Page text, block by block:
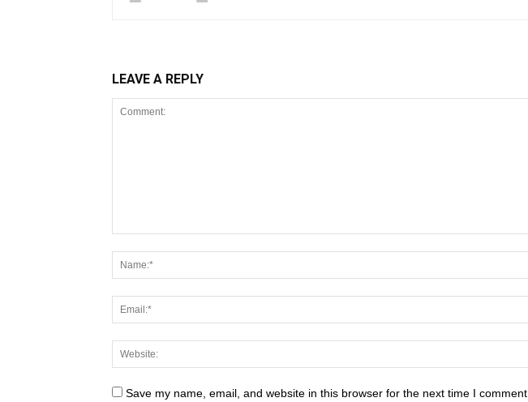
LEAVE A REPLY
Save my name, email, and website in this browser for the next time I comment.